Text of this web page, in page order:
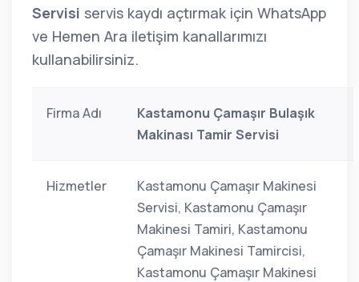
Servisi servis kaydı açtırmak için WhatsApp
ve Hemen Ara iletişim kanallarımızı
kullanabilirsiniz.
Firma Adı
Kastamonu Çamaşır Bulaşık
Makinası Tamir Servisi
Hizmetler
Kastamonu Çamaşır Makinesi
Servisi, Kastamonu Çamaşır
Makinesi Tamiri, Kastamonu
Çamaşır Makinesi Tamircisi,
Kastamonu Çamaşır Makinesi